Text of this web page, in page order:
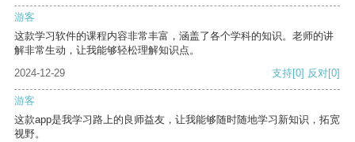
游客
这款学习软件的课程内容非常丰富，涵盖了各个学科的知识。老师的讲
解非常生动，让我能够轻松理解知识点。
2024-12-29
支持[0] 反对[0]
游客
这款app是我学习路上的良师益友，让我能够随时随地学习新知识，拓宽
视野。